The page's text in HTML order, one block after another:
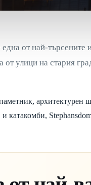
една от най-търсените
от улици на стария